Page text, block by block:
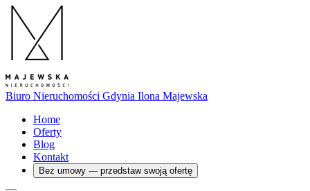
Biuro Nieruchomości Gdynia Ilona Majewska
Home
Oferty
Blog
Kontakt
Bez umowy — przedstaw swoją ofertę